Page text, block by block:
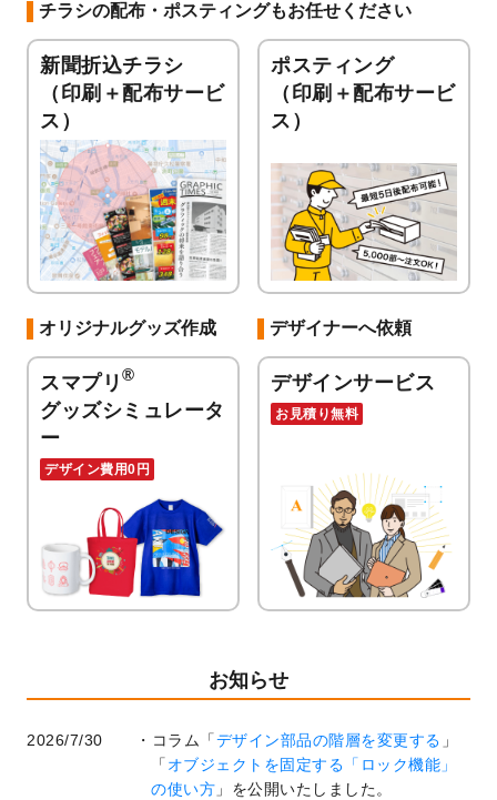
チラシの配布・ポスティングもお任せください
新聞折込チラシ
（印刷＋配布サービ
ス）
ポスティング
（印刷＋配布サービ
ス）
オリジナルグッズ作成
スマプリ ®
グッズシミュレータ
ー
デザイン費用0円
デザイナーへ依頼
デザインサービス
お見積り無料
お知らせ
2026/7/30 コラム「デザイン部品の階層を変更する 」
「 オブジェクトを固定する「ロック機能」
の使い方 」を公開いたしました。